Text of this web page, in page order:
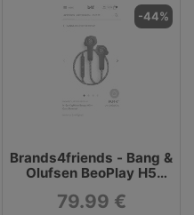
-44%
Brands4friends - Bang &
Olufsen BeoPlay H5
79.99 €